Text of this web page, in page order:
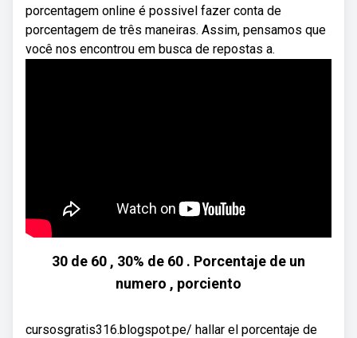
porcentagem online é possivel fazer conta de
porcentagem de três maneiras. Assim, pensamos que
você nos encontrou em busca de repostas a.
30 de 60 , 30% de 60 . Porcentaje de un
numero , porciento
cursosgratis316.blogspot.pe/ hallar el porcentaje de